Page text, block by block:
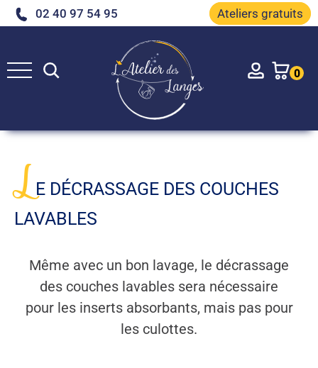
02 40 97 54 95 Ateliers gratuits
Rechercher Account
0
LE DÉCRASSAGE DES COUCHES
LAVABLES
Même avec un bon lavage, le décrassage
des couches lavables sera nécessaire
pour les inserts absorbants, mais pas pour
les culottes.